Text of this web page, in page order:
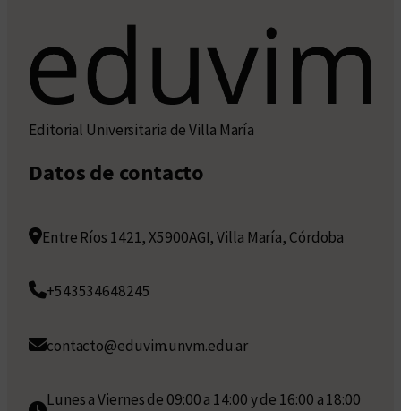
Editorial Universitaria de Villa María
Datos de contacto
Entre Ríos 1421, X5900AGI, Villa María, Córdoba
+543534648245
contacto@eduvim.unvm.edu.ar
Lunes a Viernes de 09:00 a 14:00 y de 16:00 a 18:00